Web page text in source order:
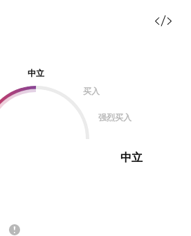
中立
买入
强烈买入
中立